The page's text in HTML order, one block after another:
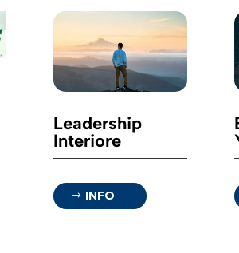
Leadership
Interiore
INFO